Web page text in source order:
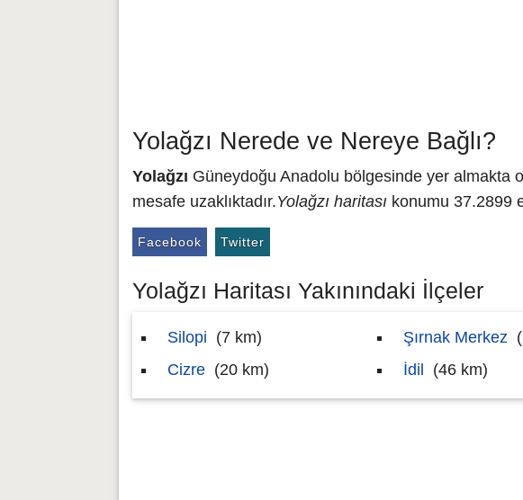
Yolağzı Nerede ve Nereye Bağlı?
Yolağzı Güneydoğu Anadolu bölgesinde yer almakta
mesafe uzaklıktadır.Yolağzı haritası konumu 37.2899
Facebook Twitter
Yolağzı Haritası Yakınındaki İlçeler
Silopi (7 km)
Cizre (20 km)
Şırnak Merkez
İdil
(46 km)